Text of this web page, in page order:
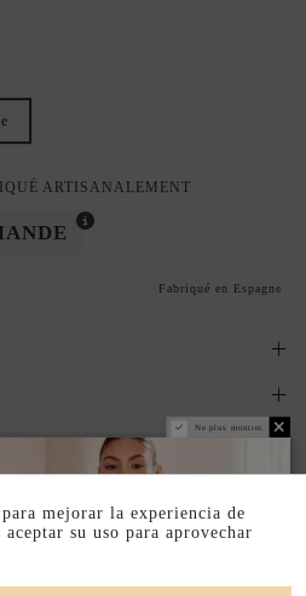
ARTISANALEMENT
Fabriqué en Espagne
Ne plus montrer.
mejorar la experiencia de
su uso para aprovechar